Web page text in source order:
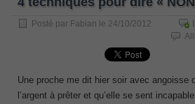
Posté par Fabian le 24/10/2012
Une proche me dit hier soir avec angoisse
l’argent à prêter et qu’elle se sent